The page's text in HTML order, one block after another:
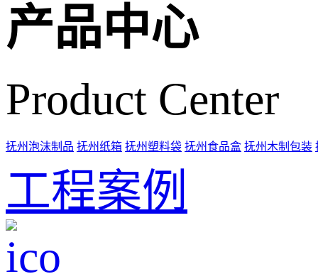
产品中心
Product Center
抚州泡沫制品 抚州纸箱 抚州塑料袋 抚州食品盒 抚州木制包装
工程案例